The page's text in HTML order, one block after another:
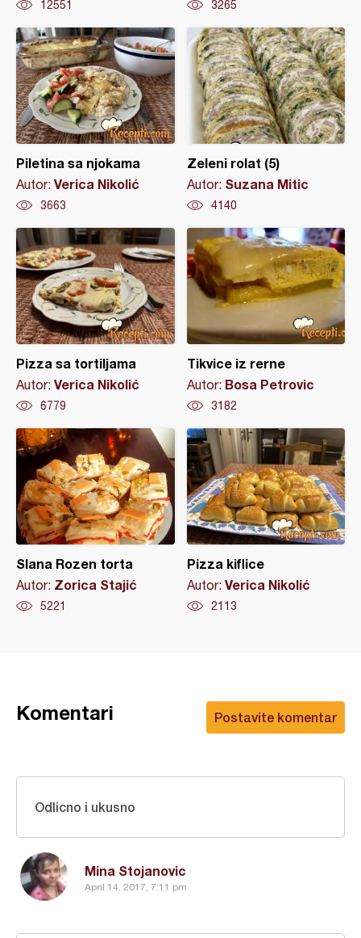
12551 3265
Piletina sa njokama
Autor: Verica Nikolić
3663
Zeleni rolat (5)
Autor: Suzana Mitic
4140
Pizza sa tortiljama
Autor: Verica Nikolić
6779
Tikvice iz rerne
Autor: Bosa Petrovic
3182
Slana Rozen torta
Autor: Zorica Stajić
5221
Pizza kiflice
Autor: Verica Nikolić
2113
Postavite komentar
Komentari
Mina Stojanovic
April 14, 2017, 7:11 pm
Odlicno i ukusno